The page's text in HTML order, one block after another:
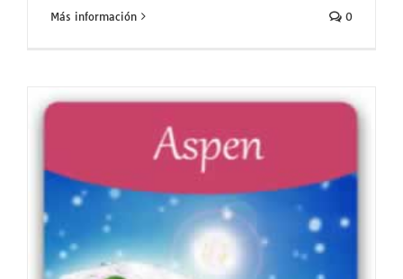
Más información 0